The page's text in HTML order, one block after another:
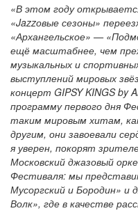
«В этом году
«Jazzовые сезоны»
«Архангельское» —
ещё масштабнее, чем
музыкальных и
выступлений мировых
концерт GIPSY KINGS by
программу первого дня
таким мировым хитам,
другим, они завоевали
я уверен, покорят
Московский джазовый
Фестиваля: мы
Мусоргский и Бородин» и
Волк», где в качестве